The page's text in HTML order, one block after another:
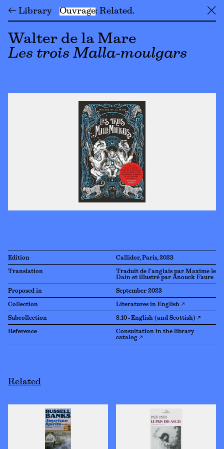
← Library Ouvrage Related ╳
Walter de la Mare
Les trois Malla-moulgars
Edition Callidor, Paris, 2023
Translation
Traduit de l'anglais par Maxime le
Dain et illustré par Anouck Faure
Proposed in September 2023
Collection Literatures in English ↗
Subcollection 8.10 - English (and Scottish) ↗
Reference
Consultation in the library
catalog ↗
Related